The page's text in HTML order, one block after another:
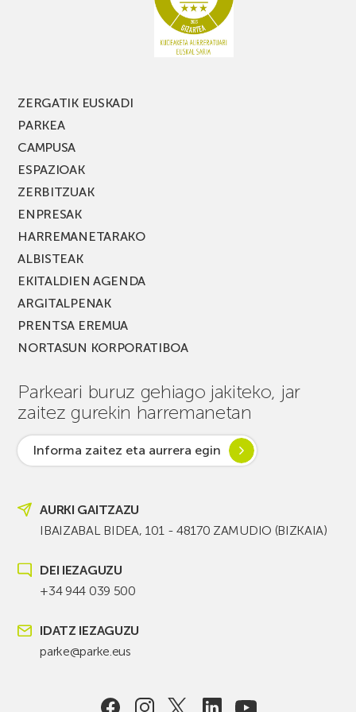
ZERGATIK EUSKADI
PARKEA
CAMPUSA
ESPAZIOAK
ZERBITZUAK
ENPRESAK
HARREMANETARAKO
ALBISTEAK
EKITALDIEN AGENDA
ARGITALPENAK
PRENTSA EREMUA
NORTASUN KORPORATIBOA
Parkeari buruz gehiago jakiteko, jar
zaitez gurekin harremanetan
Informa zaitez eta aurrera egin
AURKI GAITZAZU
IBAIZABAL BIDEA, 101 - 48170 ZAMUDIO (BIZKAIA)
DEI IEZAGUZU
+34 944 039 500
IDATZ IEZAGUZU
parke@parke.eus